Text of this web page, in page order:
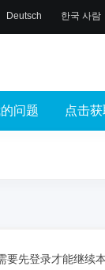
Deutsch 한국 사람
问题 点击
要先登录才能继续